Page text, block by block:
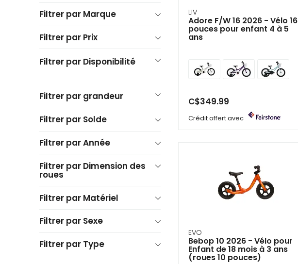
et
glisser.
Filtrer par Marque
Filtrer par Prix
Filtrer par Disponibilité
Filtrer par grandeur
Filtrer par Solde
Filtrer par Année
Filtrer par Dimension des
roues
Filtrer par Matériel
Filtrer par Sexe
Filtrer par Type
LIV
Adore F/W 16 2026 - Vélo 16
pouces pour enfant 4 à 5
ans
C$349.99
Crédit offert avec
EVO
Bebop 10 2026 - Vélo pour
Enfant de 18 mois à 3 ans
(roues 10 pouces)